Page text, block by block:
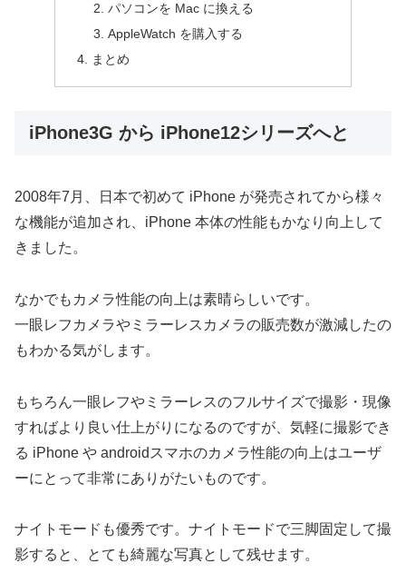
パソコンを Mac に換える
AppleWatch を購入する
まとめ
iPhone3G から iPhone12シリーズへと
2008年7月、日本で初めて iPhone が発売されてから様々
な機能が追加され、iPhone 本体の性能もかなり向上して
きました。
なかでもカメラ性能の向上は素晴らしいです。
一眼レフカメラやミラーレスカメラの販売数が激減したの
もわかる気がします。
もちろん一眼レフやミラーレスのフルサイズで撮影・現像
すればより良い仕上がりになるのですが、気軽に撮影でき
る iPhone や androidスマホのカメラ性能の向上はユーザ
ーにとって非常にありがたいものです。
ナイトモードも優秀です。ナイトモードで三脚固定して撮
影すると、とても綺麗な写真として残せます。